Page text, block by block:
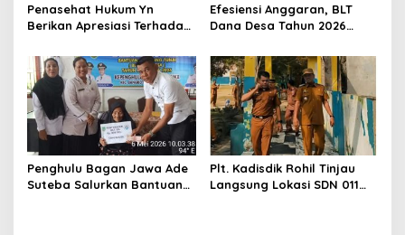
Penasehat Hukum Yn
Berikan Apresiasi Terhadap
Efesiensi Anggaran, BLT
Dana Desa Tahun 2026
Kepada KPM sebanyak 3
Bulan
Penghulu Bagan Jawa Ade
Suteba Salurkan Bantuan
Plt. Kadisdik Rohil Tinjau
Langsung Lokasi SDN 011